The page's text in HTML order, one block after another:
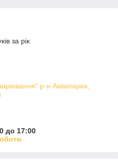
за рік
р-н Аквапарка,
до 17:00